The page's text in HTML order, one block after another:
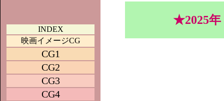
INDEX
映画イメージCG
CG1
CG2
CG3
CG4
★2025年